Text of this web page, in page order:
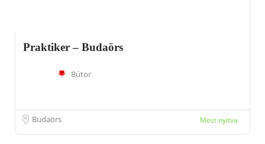
Praktiker – Budaörs
Bútor
Budaörs Most nyitva